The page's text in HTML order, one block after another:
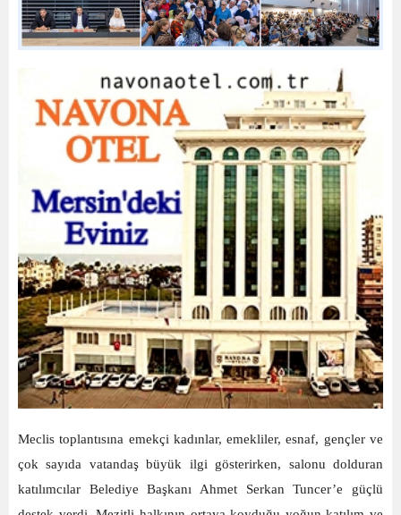
Meclis toplantısına emekçi kadınlar, emekliler, esnaf, gençler ve
çok sayıda vatandaş büyük ilgi gösterirken, salonu dolduran
katılımcılar Belediye Başkanı Ahmet Serkan Tuncer’e güçlü